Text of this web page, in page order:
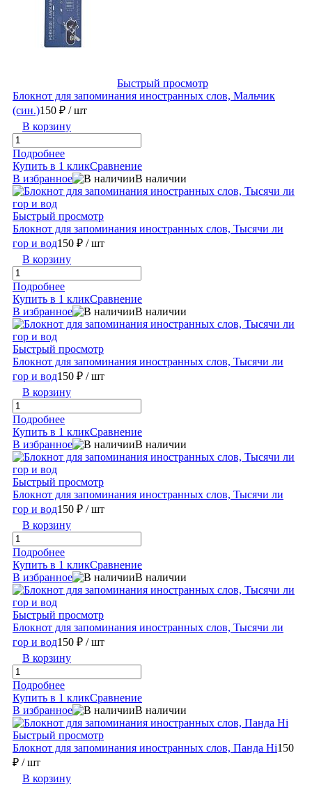
Быстрый просмотр
Блокнот для запоминания иностранных слов, Мальчик
(син.)150 ₽ / шт
В корзину
Подробнее
Купить в 1 кликСравнение
В избранное
В наличии
Быстрый просмотр
Блокнот для запоминания иностранных слов, Тысячи ли
гор и вод150 ₽ / шт
В корзину
Подробнее
Купить в 1 кликСравнение
В избранное
В наличии
Быстрый просмотр
Блокнот для запоминания иностранных слов, Тысячи ли
гор и вод150 ₽ / шт
В корзину
Подробнее
Купить в 1 кликСравнение
В избранное
В наличии
Быстрый просмотр
Блокнот для запоминания иностранных слов, Тысячи ли
гор и вод150 ₽ / шт
В корзину
Подробнее
Купить в 1 кликСравнение
В избранное
В наличии
Быстрый просмотр
Блокнот для запоминания иностранных слов, Тысячи ли
гор и вод150 ₽ / шт
В корзину
Подробнее
Купить в 1 кликСравнение
В избранное
В наличии
Быстрый просмотр
Блокнот для запоминания иностранных слов, Панда Hi150
₽ / шт
В корзину